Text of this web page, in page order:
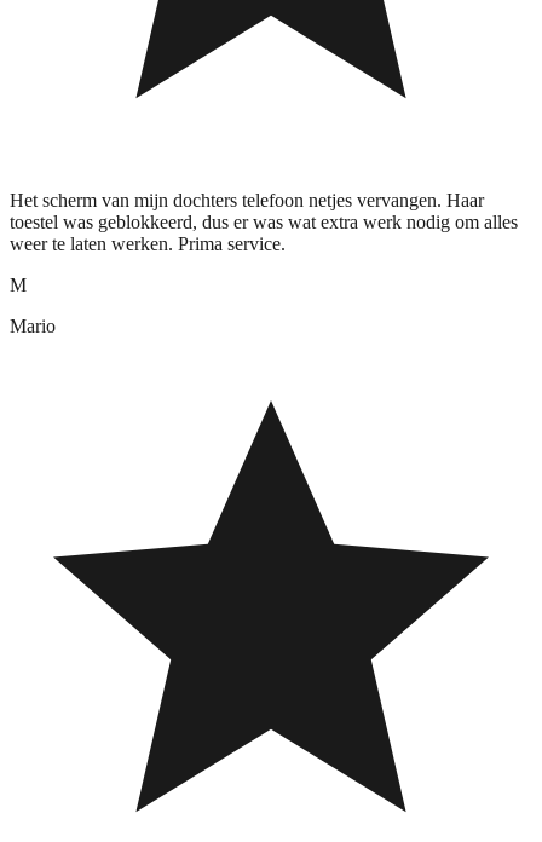
Het scherm van mijn dochters telefoon netjes vervangen. Haar
toestel was geblokkeerd, dus er was wat extra werk nodig om alles
weer te laten werken. Prima service.
M
Mario